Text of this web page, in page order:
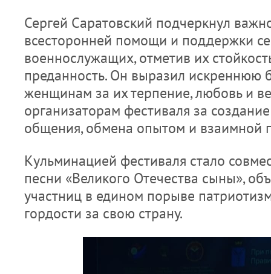
Сергей Саратовский подчеркнул
всесторонней помощи и поддержки
военнослужащих, отметив их
преданность. Он выразил искреннюю
женщинам за их терпение, любовь и
организаторам фестиваля за
общения, обмена опытом и взаимной
Кульминацией фестиваля стало
песни «Великого Отечества сыны»,
участниц в едином порыве
гордости за свою страну.